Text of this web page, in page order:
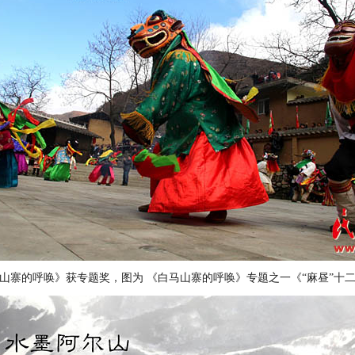
寨的呼唤》获专题奖，图为 《白马山寨的呼唤》专题之一《“麻昼”十